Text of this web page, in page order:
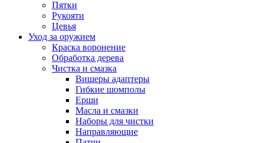
Пятки
Рукояти
Цевья
Уход за оружием
Краска воронение
Обработка дерева
Чистка и смазка
Вишеры адаптеры
Гибкие шомполы
Ерши
Масла и смазки
Наборы для чистки
Направляющие